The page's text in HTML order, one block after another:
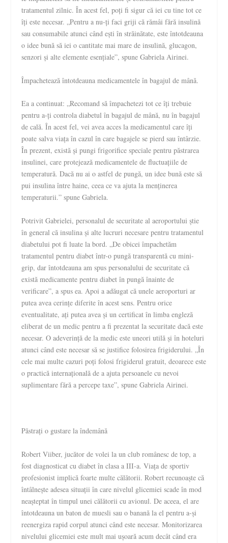
tratamentul zilnic. În acest fel, poți fi sigur că iei cu tine tot ce
îți este necesar. „Pentru a nu-ți faci griji că rămâi fără insulină
sau consumabile atunci când ești în străinătate, este întotdeauna
o idee bună să iei o cantitate mai mare de insulină, glucagon,
senzori și alte elemente esențiale”, spune Gabriela Airinei.
Împachetează întotdeauna medicamentele în bagajul de mână.
Ea a continuat: „Recomand să împachetezi tot ce îți trebuie
pentru a-ți controla diabetul în bagajul de mână, nu în bagajul
de cală. În acest fel, vei avea acces la medicamentul care îți
poate salva viața în cazul în care bagajele se pierd sau întârzie.
În prezent, există și pungi frigorifice speciale pentru păstrarea
insulinei, care protejează medicamentele de fluctuațiile de
temperatură. Dacă nu ai o astfel de pungă, un idee bună este să
pui insulina între haine, ceea ce va ajuta la menținerea
temperaturii.” spune Gabriela.
Potrivit Gabrielei, personalul de securitate al aeroportului știe
în general că insulina și alte lucruri necesare pentru tratamentul
diabetului pot fi luate la bord. „De obicei împachetăm
tratamentul pentru diabet într-o pungă transparentă cu mini-
grip, dar întotdeauna am spus personalului de securitate că
există medicamente pentru diabet în pungă înainte de
verificare”, a spus ea. Apoi a adăugat că unele aeroporturi ar
putea avea cerințe diferite în acest sens. Pentru orice
eventualitate, ați putea avea și un certificat în limba engleză
eliberat de un medic pentru a fi prezentat la securitate dacă este
necesar. O adeverință de la medic este uneori utilă și în hoteluri
atunci când este necesar să se justifice folosirea frigiderului. „În
cele mai multe cazuri poți folosi frigiderul gratuit, deoarece este
o practică internațională de a ajuta persoanele cu nevoi
suplimentare fără a percepe taxe”, spune Gabriela Airinei.
Păstrați o gustare la îndemână
Robert Viiber, jucător de volei la un club românesc de top, a
fost diagnosticat cu diabet în clasa a III-a. Viața de sportiv
profesionist implică foarte multe călătorii. Robert recunoaște că
întâlnește adesea situații în care nivelul glicemiei scade în mod
neașteptat în timpul unei călătorii cu avionul. De aceea, el are
întotdeauna un baton de muesli sau o banană la el pentru a-și
reenergiza rapid corpul atunci când este necesar. Monitorizarea
nivelului glicemiei este mult mai ușoară acum decât când era